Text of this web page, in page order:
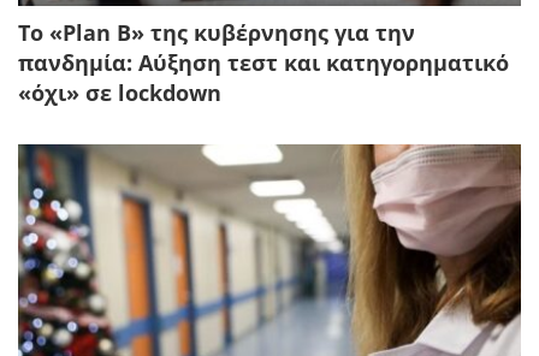
Το «Plan B» της κυβέρνησης για την
πανδημία: Αύξηση τεστ και κατηγορηματικό
«όχι» σε lockdown